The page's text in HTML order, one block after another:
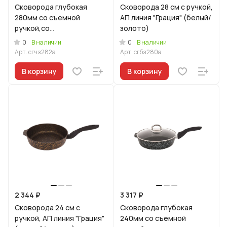
Сковорода глубокая
280мм со съемной
ручкой,со
стекл.крышкой,АП линия
"Грация" (черный/золото)
0
В наличии
Арт.сгчз282а
В корзину
Сковорода 28 см с ручкой,
АП линия "Грация" (белый/
золото)
0
В наличии
Арт.сгбз280а
В корзину
2 344 ₽
Сковорода 24 см с
ручкой, АП линия "Грация"
3 317 ₽
Сковорода глубокая
240мм со съемной